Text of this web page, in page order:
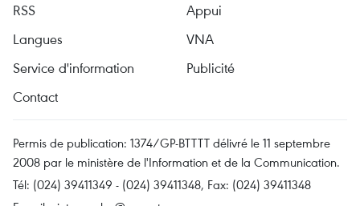
RSS
Appui
Langues
VNA
Service d'information
Publicité
Contact
Permis de publication: 1374/GP-BTTTT délivré le 11 septembre
2008 par le ministère de l'Information et de la Communication.
Tél: (024) 39411349 - (024) 39411348, Fax: (024) 39411348